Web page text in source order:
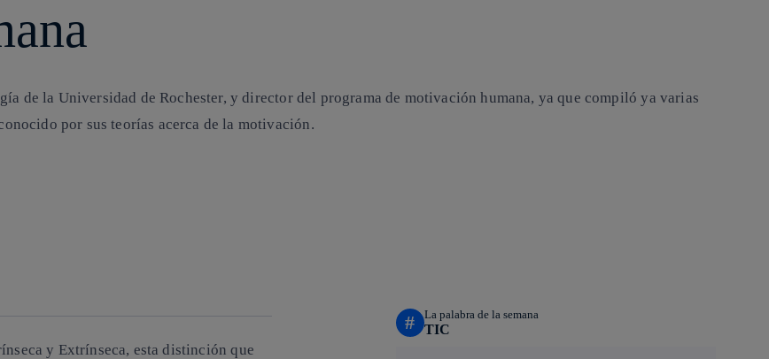
de la Universidad de Rochester, y director del programa de motivación humana, ya que compiló ya varias
por sus teorías acerca de la motivación.
y Extrínseca, esta distinción que
# La palabra de la semana
TIC